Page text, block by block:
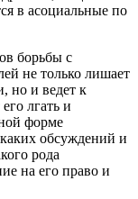
в асоциальные по
борьбы с
не только лишает
но и ведет к
лгать и
форме
обсуждений и
рода
на его право и